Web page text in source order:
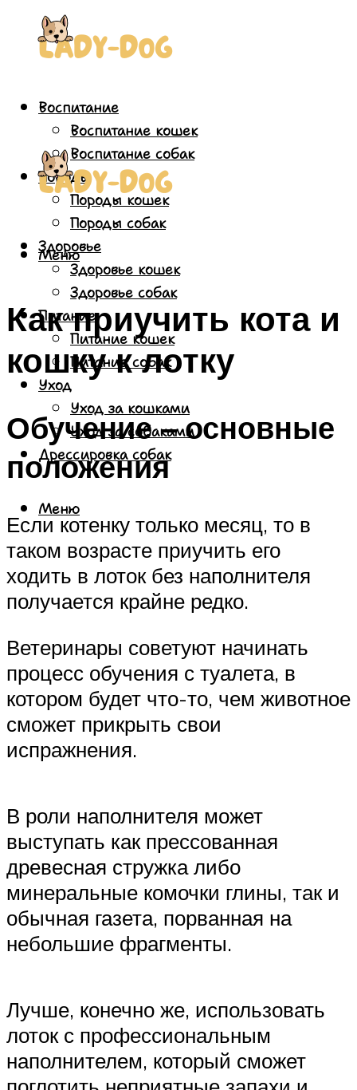
Воспитание
Воспитание кошек
Воспитание собак
Породы
Породы кошек
Породы собак
Здоровье
Здоровье кошек
Здоровье собак
Питание
Питание кошек
Питание собак
Уход
Уход за кошками
Уход за собаками
Дрессировка собак
Меню
Меню
Как приучить кота и
кошку к лотку
Обучение – основные
положения
Если котенку только месяц, то в
таком возрасте приучить его
ходить в лоток без наполнителя
получается крайне редко.
Ветеринары советуют начинать
процесс обучения с туалета, в
котором будет что-то, чем животное
сможет прикрыть свои
испражнения.
В роли наполнителя может
выступать как прессованная
древесная стружка либо
минеральные комочки глины, так и
обычная газета, порванная на
небольшие фрагменты.
Лучше, конечно же, использовать
лоток с профессиональным
наполнителем, который сможет